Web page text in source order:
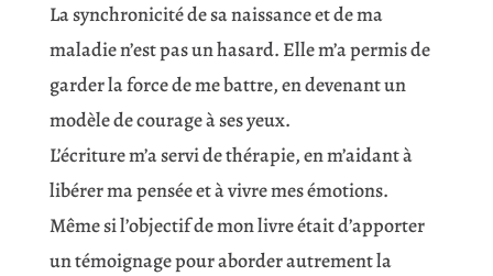
La synchronicité de sa naissance et de ma
maladie n’est pas un hasard. Elle m’a permis de
garder la force de me battre, en devenant un
modèle de courage à ses yeux.
L’écriture m’a servi de thérapie, en m’aidant à
libérer ma pensée et à vivre mes émotions.
Même si l’objectif de mon livre était d’apporter
un témoignage pour aborder autrement la